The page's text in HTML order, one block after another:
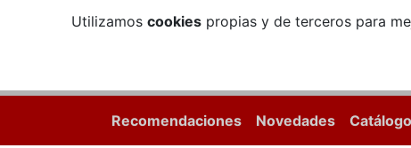
Utilizamos cookiespropias y de terceros para
Recomendaciones Novedades Catálogo